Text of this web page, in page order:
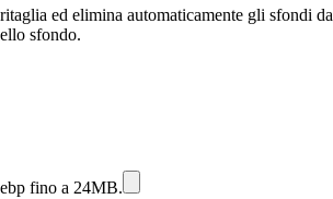
ed elimina automaticamente gli
sfondo.
fino a 24MB.